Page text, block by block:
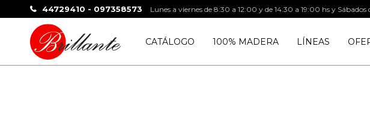
CATÁLOGO 100% MADERA LÍNEAS
44729410 - 097358573 Lunes a viernes de 8:30 a 12:00 y de 14:30 a 19:00 hs y Sábados